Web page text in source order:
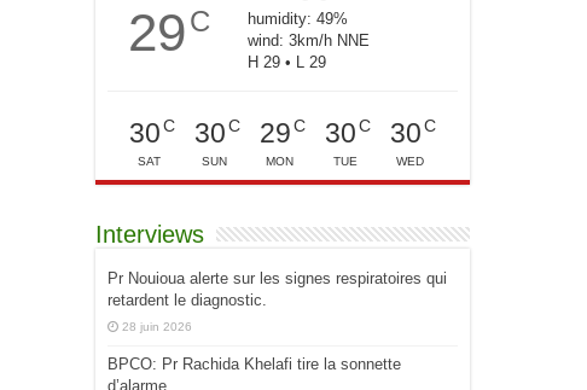
29C
humidity: 49%
wind: 3km/h NNE
H 29 • L 29
30C
SAT
30C
SUN
29C
MON
30C
TUE
30C
WED
Interviews
Pr Nouioua alerte sur les signes respiratoires qui
retardent le diagnostic.
28 juin 2026
BPCO: Pr Rachida Khelafi tire la sonnette
d’alarme